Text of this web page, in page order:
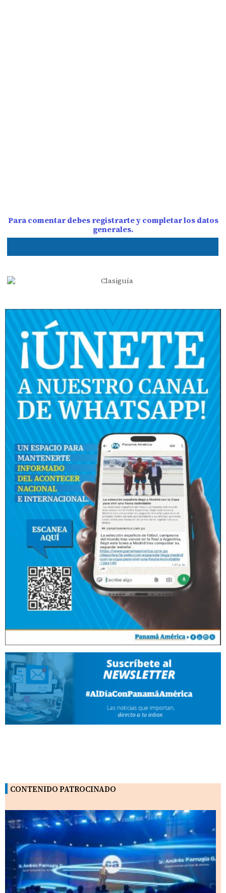
Para comentar debes registrarte y completar los datos
generales.
CONTENIDO PATROCINADO